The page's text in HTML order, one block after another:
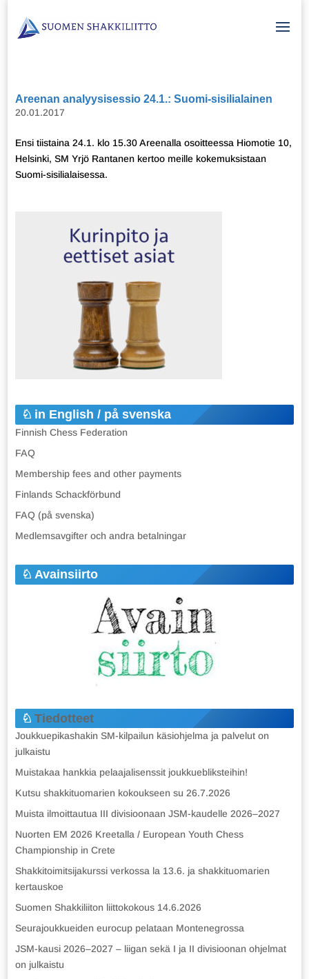
Areenan analyysisessio 24.1.: Suomi-sisilialainen
20.01.2017
Ensi tiistaina 24.1. klo 15.30 Areenalla osoitteessa Hiomotie 10,
Helsinki, SM Yrjö Rantanen kertoo meille kokemuksistaan
Suomi-sisilialaisessa.
in English / på svenska
Finnish Chess Federation
FAQ
Membership fees and other payments
Finlands Schackförbund
FAQ (på svenska)
Medlemsavgifter och andra betalningar
Avainsiirto
Tiedotteet
Joukkuepikashakin SM-kilpailun käsiohjelma ja palvelut on
julkaistu
Muistakaa hankkia pelaajalisenssit joukkuebliksteihin!
Kutsu shakkituomarien kokoukseen su 26.7.2026
Muista ilmoittautua III divisioonaan JSM-kaudelle 2026–2027
Nuorten EM 2026 Kreetalla / European Youth Chess
Championship in Crete
Shakkitoimitsijakurssi verkossa la 13.6. ja shakkituomarien
kertauskoe
Suomen Shakkiliiton liittokokous 14.6.2026
Seurajoukkueiden eurocup pelataan Montenegrossa
JSM-kausi 2026–2027 – liigan sekä I ja II divisioonan ohjelmat
on julkaistu